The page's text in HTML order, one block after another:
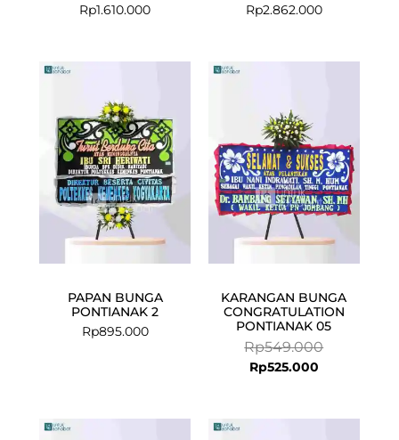
Rp1.610.000
Rp2.862.000
PAPAN BUNGA
PONTIANAK 2
Rp895.000
KARANGAN BUNGA
CONGRATULATION
PONTIANAK 05
Rp549.000
Rp525.000
Current